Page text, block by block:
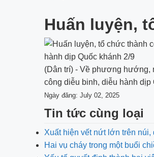
Huấn luyện,
(Dân trí) - Về phương hướng,
công diễu binh, diễu hành dịp
Ngày đăng: July 02, 2025
Tin tức cùng loại
Xuất hiện vết nứt lớn trên
Hai vụ cháy trong một buổi